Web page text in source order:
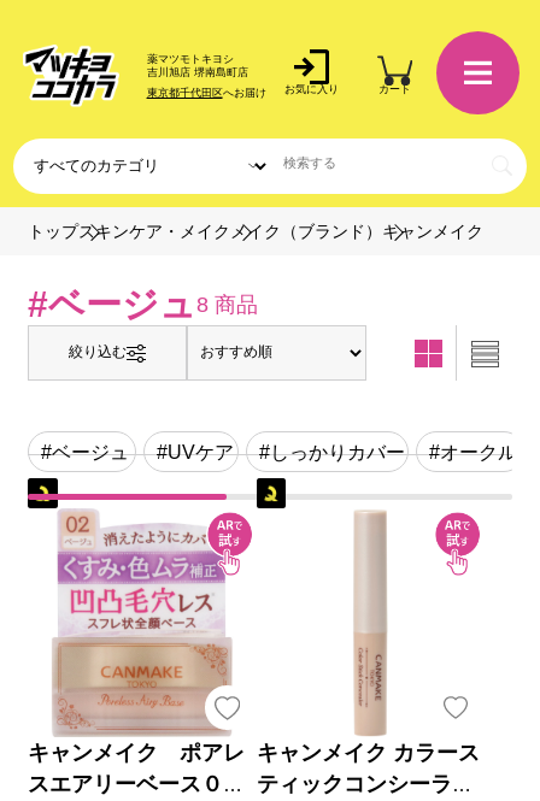
薬マツモトキヨシ
吉川旭店 堺南島町店
東京都千代田区へお届け お気に入り カート
トップスキンケア・メイク メイク（ブランド） キャンメイク
#ベージュ8 商品
絞り込む
#ベージュ #UVケア #しっかりカバー #オークル
キャンメイク ポアレ
スエアリーベース０
キャンメイク カラース
ティックコンシーラー